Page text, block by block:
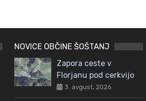
NOVICE OBČINE ŠOŠTANJ
Zapora ceste v
Florjanu pod cerkvijo
3. avgust, 2026